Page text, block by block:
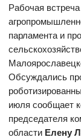
Рабочая
парламента и
Обсуждались
июля сообщает
председателя
области Елену